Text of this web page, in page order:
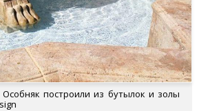
построили из бутылок и золы